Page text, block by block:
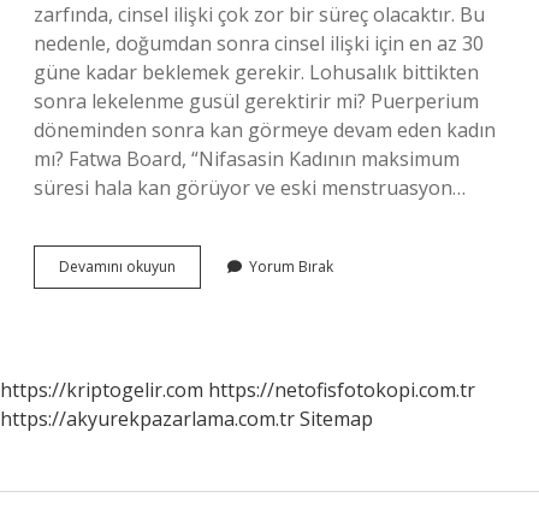
zarfında, cinsel ilişki çok zor bir süreç olacaktır. Bu
nedenle, doğumdan sonra cinsel ilişki için en az 30
güne kadar beklemek gerekir. Lohusalık bittikten
sonra lekelenme gusül gerektirir mi? Puerperium
döneminden sonra kan görmeye devam eden kadın
mı? Fatwa Board, “Nifasasin Kadının maksimum
süresi hala kan görüyor ve eski menstruasyon…
Devamını okuyun
Kadın
Alır
Yorum Bırak
https://kriptogelir.com https://netofisfotokopi.com.tr
https://akyurekpazarlama.com.trSitemap